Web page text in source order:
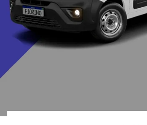
ENTRAR EM CONTATO
VISUALIZE O